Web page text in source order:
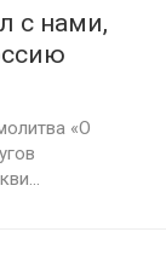
с нами,
«О